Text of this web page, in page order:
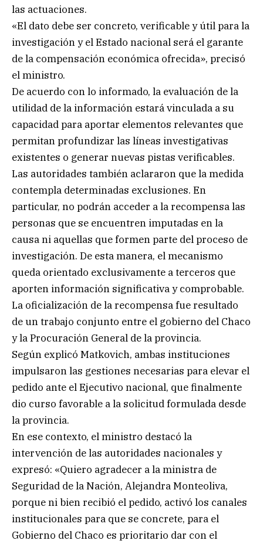
las actuaciones.
«El dato debe ser concreto, verificable y útil para la
investigación y el Estado nacional será el garante
de la compensación económica ofrecida», precisó
el ministro.
De acuerdo con lo informado, la evaluación de la
utilidad de la información estará vinculada a su
capacidad para aportar elementos relevantes que
permitan profundizar las líneas investigativas
existentes o generar nuevas pistas verificables.
Las autoridades también aclararon que la medida
contempla determinadas exclusiones. En
particular, no podrán acceder a la recompensa las
personas que se encuentren imputadas en la
causa ni aquellas que formen parte del proceso de
investigación. De esta manera, el mecanismo
queda orientado exclusivamente a terceros que
aporten información significativa y comprobable.
La oficialización de la recompensa fue resultado
de un trabajo conjunto entre el gobierno del Chaco
y la Procuración General de la provincia.
Según explicó Matkovich, ambas instituciones
impulsaron las gestiones necesarias para elevar el
pedido ante el Ejecutivo nacional, que finalmente
dio curso favorable a la solicitud formulada desde
la provincia.
En ese contexto, el ministro destacó la
intervención de las autoridades nacionales y
expresó: «Quiero agradecer a la ministra de
Seguridad de la Nación, Alejandra Monteoliva,
porque ni bien recibió el pedido, activó los canales
institucionales para que se concrete, para el
Gobierno del Chaco es prioritario dar con el